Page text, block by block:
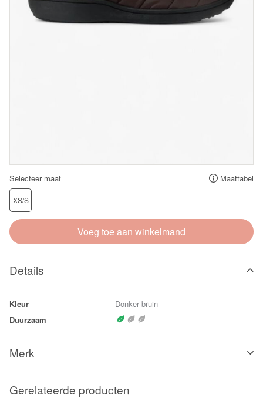
Selecteer maat Maattabel
XS/S
Voeg toe aan winkelmand
Details
Kleur
Donker bruin
Duurzaam
Merk
Gerelateerde producten